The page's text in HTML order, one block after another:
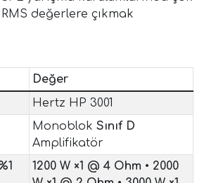
değerlere çıkmak
Değer
Hertz HP 3001
Monoblok Sınıf D
Amplifikatör
1200 W ×1 @ 4 Ohm • 2000